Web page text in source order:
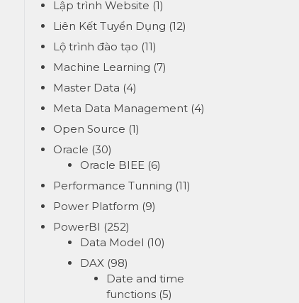
Lập trình Website (1)
Liên Kết Tuyển Dụng (12)
Lộ trình đào tạo (11)
Machine Learning (7)
Master Data (4)
Meta Data Management (4)
Open Source (1)
Oracle (30)
Oracle BIEE(6)
Performance Tunning (11)
Power Platform (9)
PowerBI (252)
Data Model (10)
DAX(98)
Date and time
functions (5)